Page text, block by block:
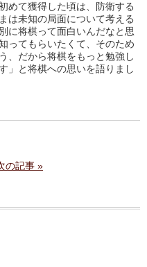
めて獲得した頃は、防衛する
は未知の局面について考える
に将棋って面白いんだなと思
ってもらいたくて、そのため
、だから将棋をもっと勉強し
」と将棋への思いを語りまし
の記事 »